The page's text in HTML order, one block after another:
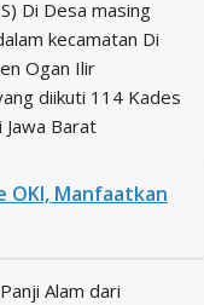
Di Desa masing
kecamatan Di
Ogan Ilir
diikuti 114 Kades
Barat
OKI, Manfaatkan
Alam dari